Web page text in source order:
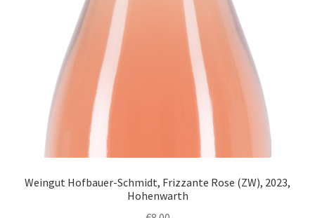
Weingut Hofbauer-Schmidt, Frizzante Rose (ZW), 2023,
Hohenwarth